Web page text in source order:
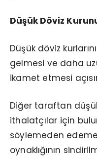
Düşük Döviz
Düşük döviz
gelmesi ve daha
ikamet etmesi
Diğer taraftan
ithalatçılar için
söylemeden
oynaklığının